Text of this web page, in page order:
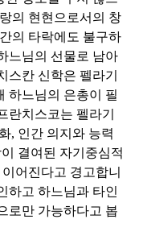
의 현현으로서의 창
의 타락에도 불구하
느님의 선물로 남아
스칸 신학은 펠라기
하느님의 은총이 필
란치스코는 펠라기
, 인간 의지와 능력
결여된 자기중심적
어진다고 경고합니
하고 하느님과 타인
로만 가능하다고 봅